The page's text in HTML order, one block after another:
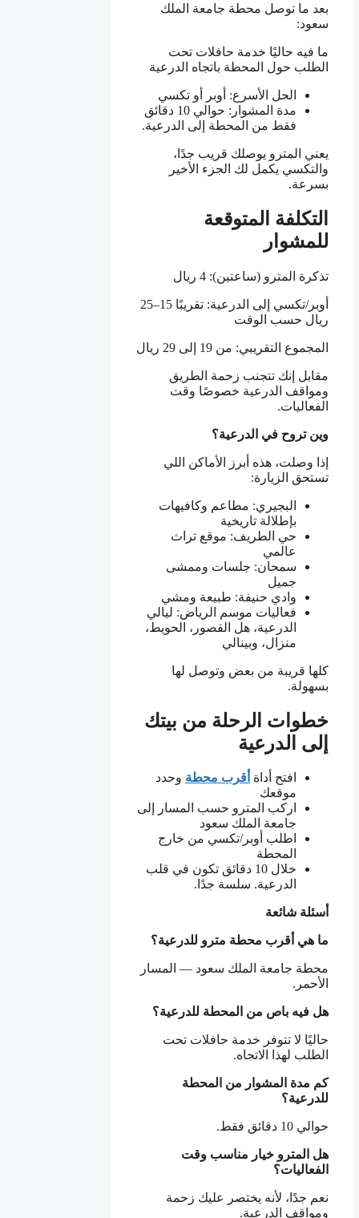
بعد ما توصل محطة جامعة الملك
سعود:
ما فيه حاليًا خدمة حافلات تحت
الطلب حول المحطة باتجاه الدرعية
الحل الأسرع: أوبر أو تكسي
مدة المشوار: حوالي 10 دقائق
فقط من المحطة إلى الدرعية.
يعني المترو يوصلك قريب جدًا،
والتكسي يكمل لك الجزء الأخير
بسرعة.
التكلفة المتوقعة
للمشوار
تذكرة المترو (ساعتين): 4 ريال
أوبر/تكسي إلى الدرعية: تقريبًا 15–25
ريال حسب الوقت
المجموع التقريبي: من 19 إلى 29 ريال
مقابل إنك تتجنب زحمة الطريق
ومواقف الدرعية خصوصًا وقت
الفعاليات.
وين تروح في الدرعية؟
إذا وصلت، هذه أبرز الأماكن اللي
تستحق الزيارة:
البجيري: مطاعم وكافيهات
بإطلالة تاريخية
حي الطريف: موقع تراث
عالمي
سمحان: جلسات وممشى
جميل
وادي حنيفة: طبيعة ومشي
فعاليات موسم الرياض: ليالي
الدرعية، هل القصور، الحويط،
منزال، وبينالي
كلها قريبة من بعض وتوصل لها
بسهولة.
خطوات الرحلة من بيتك
إلى الدرعية
افتح أداة أقرب محطة وحدد
موقعك
اركب المترو حسب المسار إلى
جامعة الملك سعود
اطلب أوبر/تكسي من خارج
المحطة
خلال 10 دقائق تكون في قلب
الدرعية. سلسة جدًا.
أسئلة شائعة
ما هي أقرب محطة مترو للدرعية؟
محطة جامعة الملك سعود — المسار
الأحمر.
هل فيه باص من المحطة للدرعية؟
حاليًا لا تتوفر خدمة حافلات تحت
الطلب لهذا الاتجاه.
كم مدة المشوار من المحطة
للدرعية؟
حوالي 10 دقائق فقط.
هل المترو خيار مناسب وقت
الفعاليات؟
نعم جدًا، لأنه يختصر عليك زحمة
ومواقف الدرعية.